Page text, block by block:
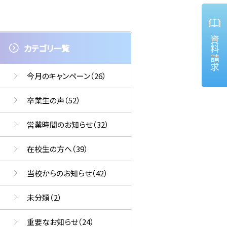
カテゴリ一覧
今月のキャンペーン（26）
卒業生の声（52）
営業時間のお知らせ（32）
在校生の方へ（39）
当校からのお知らせ（42）
未分類（2）
重要なお知らせ（24）
資料請求